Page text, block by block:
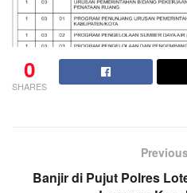
0
SHARES
Banjir di Pujut Polres